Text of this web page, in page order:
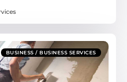
BUSINESS / BUSINESS SERVICES